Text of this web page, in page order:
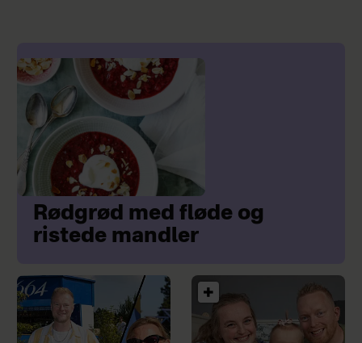
Rødgrød med fløde og
ristede mandler